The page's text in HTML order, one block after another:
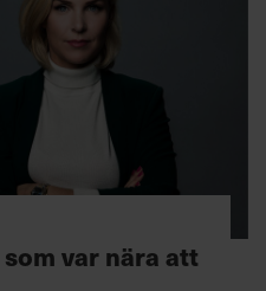
var nära att